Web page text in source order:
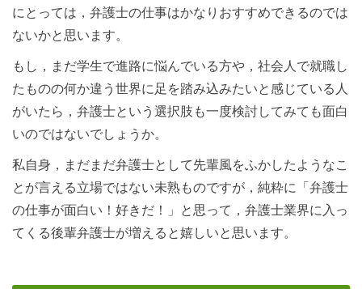
にとっては，弁護士の仕事はかなりおすすめできるのでは
ないかと思います。
もし，まだ学生で進路に悩んでいる方や，社会人で就職し
たものの何か違う世界に足を踏み込みたいと感じている人
がいたら，弁護士という選択肢も一度検討してみても面白
いのではないでしょうか。
私自身，まだまだ弁護士として先輩風をふかしたようなこ
とが言える立場ではない未熟ものですが，純粋に「弁護士
の仕事が面白い！好きだ！」と思って，弁護士業界に入っ
てくる後輩弁護士が増えると嬉しいと思います。